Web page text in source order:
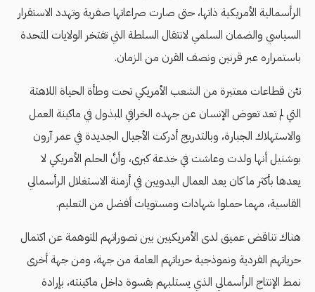
الرأسمالية الأمريكية ذاتها، حتى صارت صراعاتها صفرية وتهدد الاستقرار
السياسي والضمان السلمي لانتقال السلطة التي تفتخر الولايات المتحدة
باستمراره عبر قرنين ونصف القرن من الزمان.
تئن قطاعات معتبرة من الشعب الأمريكي تحت وطأة الحياة اللاهثة
التي لم تعد تعوض الإنسان عن جهده الخرافي المبذول في ماكينة العمل
والاستهلاك الجبارة، وبالتدريج أدركت الأجيال الجديدة في عمر آرون
بوشنيل أنها ولدت وعاشت في خدعة كبرى، وأنَّ الحلم الأمريكي لا
يعدها بأكثر ما كان يعد العمال اليدويين في أزمنة الاستغلال الرأسمالي
القاسية، مهما حملوا شهادات ومستويات أفضل من التعليم.
هناك تناقض عميق لدى الأمريكيين بين تصوراتهم المتوهمة عن اكتمال
حرياتهم الفردية ونموذجية حرياتهم العامة من جهة، ومن جهة أخرى
نمط الإنتاج الرأسمالي الذي يستلبهم بقسوة داخل ماكينته، بإرادة